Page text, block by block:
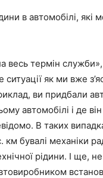
в автомобілі, які
весь термін
ситуації як ми вже
ви придбали
автомобілі і де він
В таких
км бувалі механіки
рідини. І ще,